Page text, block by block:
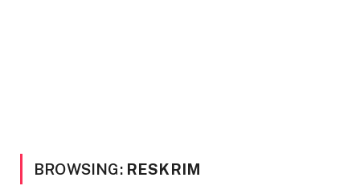
BROWSING: RESKRIM